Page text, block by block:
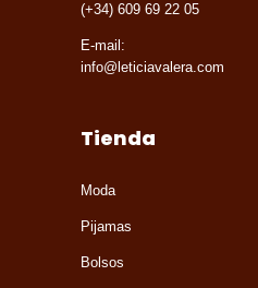
(+34) 609 69 22 05
E-mail:
info@leticiavalera.com
Tienda
Moda
Pijamas
Bolsos